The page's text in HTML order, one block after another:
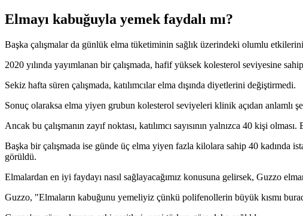
Elmayı kabuğuyla yemek faydalı mı?
Başka çalışmalar da günlük elma tüketiminin sağlık üzerindeki olumlu
2020 yılında yayımlanan bir çalışmada, hafif yüksek kolesterol seviyesine
Sekiz hafta süren çalışmada, katılımcılar elma dışında diyetlerini değiştirmedi.
Sonuç olaraksa elma yiyen grubun kolesterol seviyeleri klinik açıdan anlamlı
Ancak bu çalışmanın zayıf noktası, katılımcı sayısının yalnızca 40 kişi
Başka bir çalışmada ise günde üç elma yiyen fazla kilolara sahip 40 kadında
görüldü.
Elmalardan en iyi faydayı nasıl sağlayacağımız konusuna gelirsek, Guzzo
Guzzo, "Elmaların kabuğunu yemeliyiz çünkü polifenollerin büyük kısmı